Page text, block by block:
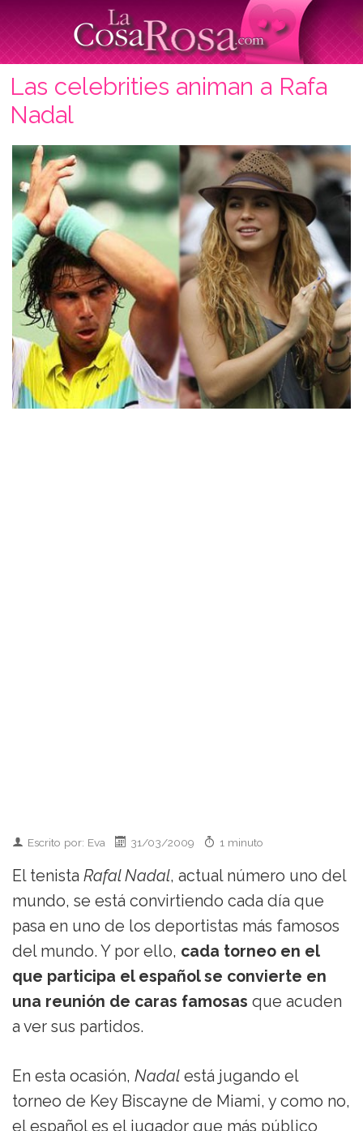
Las celebrities animan a Rafa
Nadal
Escrito por: Eva 31/03/2009 1 minuto
El tenista Rafal Nadal, actual número uno del
mundo, se está convirtiendo cada día que
pasa en uno de los deportistas más famosos
del mundo. Y por ello, cada torneo en el
que participa el español se convierte en
una reunión de caras famosas que acuden
a ver sus partidos.
En esta ocasión, Nadal está jugando el
torneo de Key Biscayne de Miami, y como no,
el español es el jugador que más público